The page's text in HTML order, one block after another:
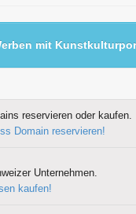
mit
reservieren oder kaufen.
Domain reservieren!
Unternehmen.
kaufen!